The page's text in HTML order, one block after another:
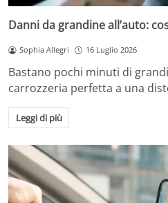
Danni da grandine all’auto:
Sophia Allegri 16 Luglio 2026
Bastano pochi minuti di
carrozzeria perfetta a una
Leggi di più